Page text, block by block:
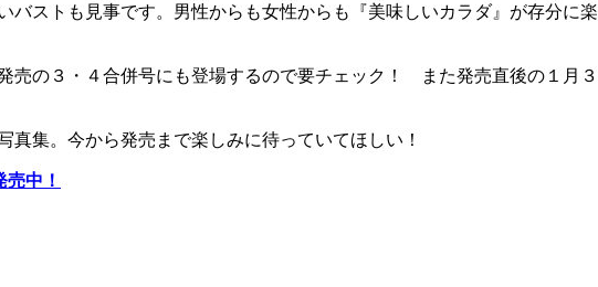
バストも見事です。男性からも女性からも『美味しいカラダ』が存分に楽
売の３・４合併号にも登場するので要チェック！ また発売直後の１月３
集。今から発売まで楽しみに待っていてほしい！
中！